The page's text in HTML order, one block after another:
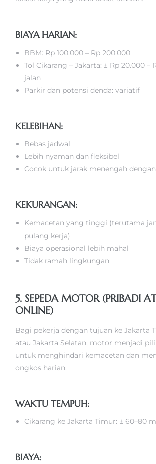
BIAYA HARIAN:
BBM: Rp 100.000 – Rp 200.000
Tol Cikarang – Jakarta: ± Rp 20.000 –
jalan
Parkir dan potensi denda: variatif
KELEBIHAN:
Bebas jadwal
Lebih nyaman dan fleksibel
Cocok untuk jarak menengah
KEKURANGAN:
Kemacetan yang tinggi (terutama
pulang kerja)
Biaya operasional lebih mahal
Tidak ramah lingkungan
5. SEPEDA MOTOR (PRIBADI
ONLINE)
Bagi pekerja dengan tujuan ke Jakarta
atau Jakarta Selatan, motor menjadi
untuk menghindari kemacetan dan
ongkos harian.
WAKTU TEMPUH:
Cikarang ke Jakarta Timur: ± 60–80
BIAYA: